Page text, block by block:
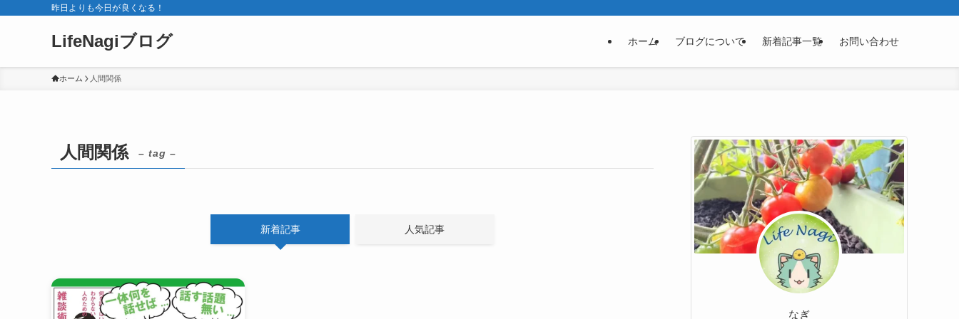
昨日よりも今日が良くなる！
LifeNagiブログ ホーム ブログについて 新着記事一覧 お問い合わせ
ホーム 人間関係
人間関係 – tag –
新着記事 人気記事
なぎ